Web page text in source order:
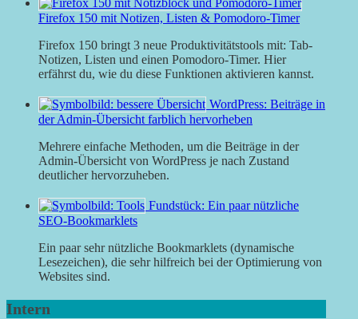
Firefox 150 mit Notizen, Listen & Pomodoro-Timer
Firefox 150 bringt 3 neue Produktivitätstools mit: Tab-
Notizen, Listen und einen Pomodoro-Timer. Hier
erfährst du, wie du diese Funktionen aktivieren kannst.
WordPress: Beiträge in
der Admin-Übersicht farblich hervorheben
Mehrere einfache Methoden, um die Beiträge in der
Admin-Übersicht von WordPress je nach Zustand
deutlicher hervorzuheben.
Fundstück: Ein paar nützliche
SEO-Bookmarklets
Ein paar sehr nützliche Bookmarklets (dynamische
Lesezeichen), die sehr hilfreich bei der Optimierung von
Websites sind.
Intern